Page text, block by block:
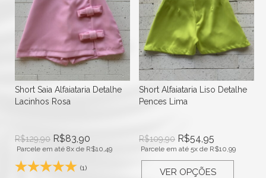
Short Saia Alfaiataria Detalhe
Lacinhos Rosa
R$129,90 R$83,90
Parcele em até 8x de R$10,49
(1)
Short Alfaiataria Liso Detalhe
Pences Lima
R$109,90 R$54,95
Parcele em até 5x de R$10,99
VER OPÇÕES